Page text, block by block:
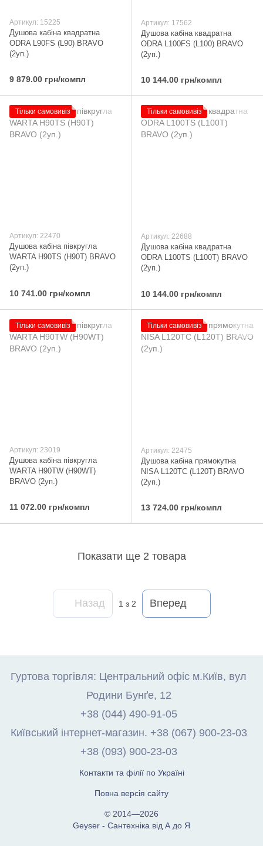
Артикул: 15225
Душова кабіна квадратна
ODRA L90FS (L90) BRAVO
(2уп.)
9 879.00 грн/компл
Артикул: 17562
Душова кабіна квадратна
ODRA L100FS (L100) BRAVO
(2уп.)
10 144.00 грн/компл
Тільки самовивіз
Артикул: 22470
Душова кабіна півкругла
WARTA H90ТS (H90Т) BRAVO
(2уп.)
10 741.00 грн/компл
Тільки самовивіз
Артикул: 22688
Душова кабіна квадратна
ODRA L100TS (L100T) BRAVO
(2уп.)
10 144.00 грн/компл
Тільки самовивіз
Артикул: 23019
Душова кабіна півкругла
WARTA H90TW (H90WT)
BRAVO (2уп.)
11 072.00 грн/компл
Тільки самовивіз
Артикул: 22475
Душова кабіна прямокутна
NISA L120TC (L120T) BRAVO
(2уп.)
13 724.00 грн/компл
Показати ще 2 товара
Назад 1 з 2 Вперед
Гуртова торгівля: Центральний офіс м.Київ, вул
Родини Бунґе, 12
+38 (044) 490-91-05
Київський інтернет-магазин. +38 (067) 900-23-03
+38 (093) 900-23-03
Контакти та філії по Україні
Повна версія сайту
© 2014—2026
Geyser - Сантехніка від А до Я